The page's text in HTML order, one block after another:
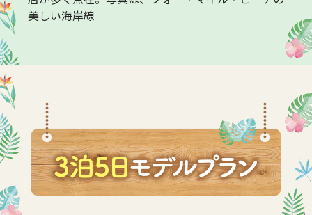
美しい海岸線